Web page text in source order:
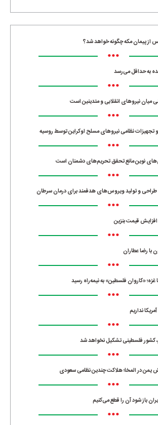
از پیمان مکه چگونه خواهد شد؟
•••
•••
میان نیروهای انقلابی و متدینین است
•••
تجهیزات نظامی نیروهای مسلح اوکراین توسط روسیه
•••
نوین مانع تحقق تحریم‌های دشمنان است
•••
طراحی و تولید ویروس‌های هدفمند برای درمان سرطان
•••
قیمت بنزین
•••
با رضا عطاران
•••
«کاروان فلسطین» به نیمه‌راه رسید
•••
نداریم
•••
کشور فلسطینی تشکیل نخواهد شد
•••
یمن در المخا؛ هلاکت چندین نظامی سعودی
•••
باز شود آن را قطع می‌کنیم
•••